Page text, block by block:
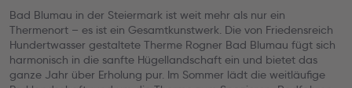
Bad Blumau in der Steiermark ist weit mehr als nur ein
Thermenort – es ist ein Gesamtkunstwerk. Die von Friedensreich
Hundertwasser gestaltete Therme Rogner Bad Blumau fügt sich
harmonisch in die sanfte Hügellandschaft ein und bietet das
ganze Jahr über Erholung pur. Im Sommer lädt die weitläufige